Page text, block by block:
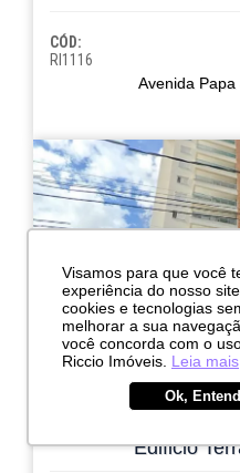
CÓD:
RI1116
Avenida
Edificio
Visamos para que você
experiência do nosso
cookies e tecnologias
melhorar a sua
você concorda com o
Riccio Imóveis. Leia mais
Ok,